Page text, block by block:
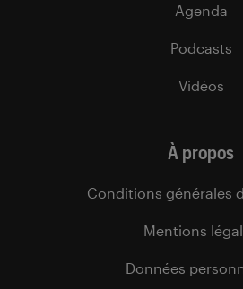
Agenda
Podcasts
Vidéos
À propos
Conditions générales
Mentions
Données